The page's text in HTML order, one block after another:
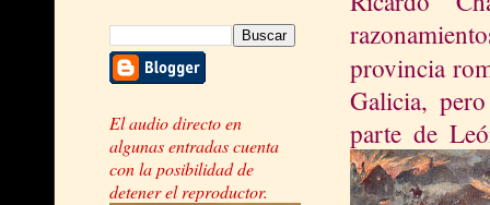
El audio directo en
algunas entradas cuenta
con la posibilidad de
detener el reproductor.
provincia
Galicia,
parte de